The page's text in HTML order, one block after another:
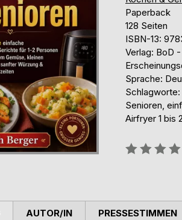
Paperback
128 Seiten
ISBN-13:
Verlag: BoD
Sprache:
Senioren,
Airfryer 1 bis
Bewertung::
AUTOR/IN PRESSESTIMMEN